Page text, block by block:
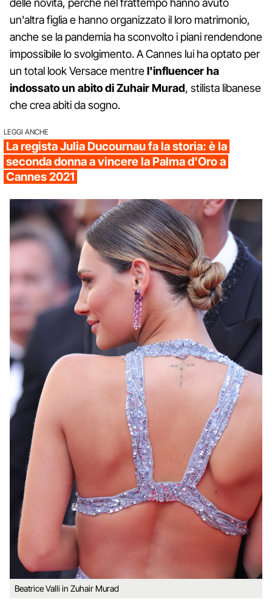
delle novità, perché nel frattempo hanno avuto
un'altra figlia e hanno organizzato il loro matrimonio,
anche se la pandemia ha sconvolto i piani rendendone
impossibile lo svolgimento. A Cannes lui ha optato per
un total look Versace mentrel'influencer ha
indossato un abito di Zuhair Murad, stilista libanese
che crea abiti da sogno.
LEGGI ANCHE
La regista Julia Ducournau fa la storia: è la
seconda donna a vincere la Palma d'Oro a
Cannes 2021
Beatrice Valli in Zuhair Murad